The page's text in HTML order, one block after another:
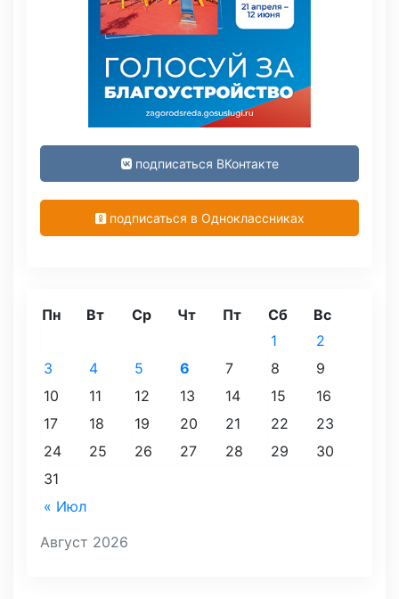
подписаться ВКонтакте
подписаться в Одноклассниках
Август 2026
Пн Вт Ср Чт Пт Сб Вс
« Июл
1
2
3
4 5 6 7 8
9
10
11 12 13 14 15
16
17
18 19 20 21 22
23
24
25 26 27 28 29
30
31